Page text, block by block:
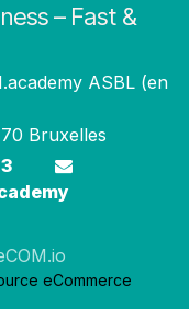
– Fast &
ASBL (en
Bruxelles
eCommerce